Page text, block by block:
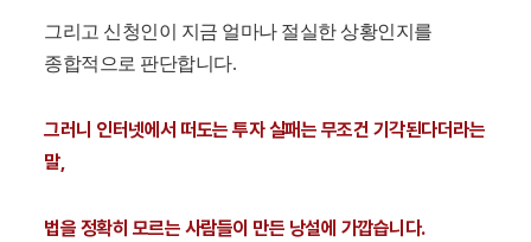
그리고 신청인이 지금 얼마나 절실한 상황인지를
종합적으로 판단합니다.
그러니 인터넷에서 떠도는 투자 실패는 무조건 기각된다더라는
말,
법을 정확히 모르는 사람들이 만든 낭설에 가깝습니다.